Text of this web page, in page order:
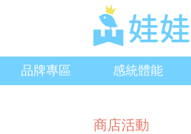
品牌專區 感統體能
商店活動